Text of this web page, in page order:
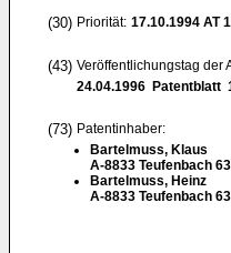
(30) Priorität: 17.10.1994 AT
(43) Veröffentlichungstag der
24.04.1996 Patentblatt
(73) Patentinhaber:
Bartelmuss, Klaus
A-8833 Teufenbach
Bartelmuss, Heinz
A-8833 Teufenbach